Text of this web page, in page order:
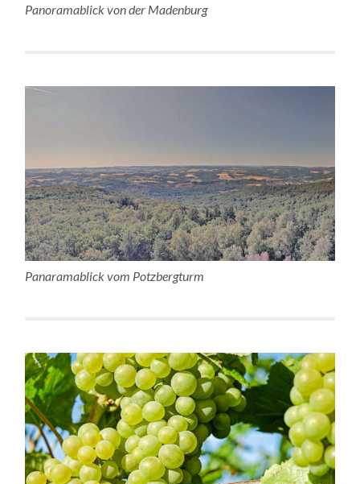
Panoramablick von der Madenburg
Panaramablick vom Potzbergturm